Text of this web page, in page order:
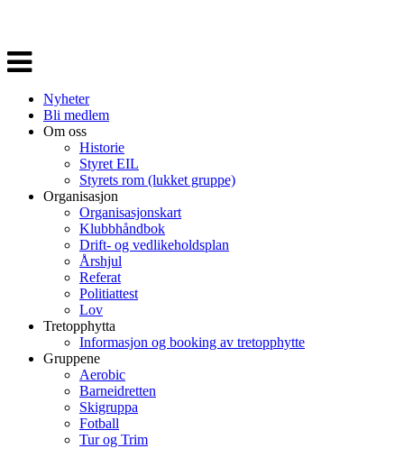
Veksle
navigasjon
Nyheter
Bli medlem
Om oss
Historie
Styret EIL
Styrets rom (lukket gruppe)
Organisasjon
Organisasjonskart
Klubbhåndbok
Drift- og vedlikeholdsplan
Årshjul
Referat
Politiattest
Lov
Tretopphytta
Informasjon og booking av tretopphytte
Gruppene
Aerobic
Barneidretten
Skigruppa
Fotball
Tur og Trim